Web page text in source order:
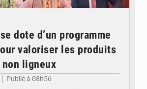
dote d’un programme
valoriser les produits
ligneux
Publié à 08h56